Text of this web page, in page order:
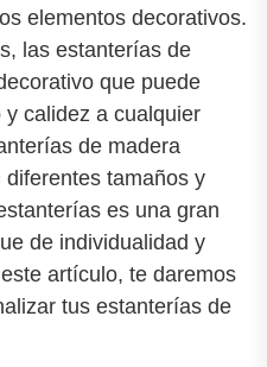
elementos decorativos.
las estanterías de
que puede
calidez a cualquier
de madera
tamaños y
es una gran
de individualidad y
artículo, te daremos
tus estanterías de